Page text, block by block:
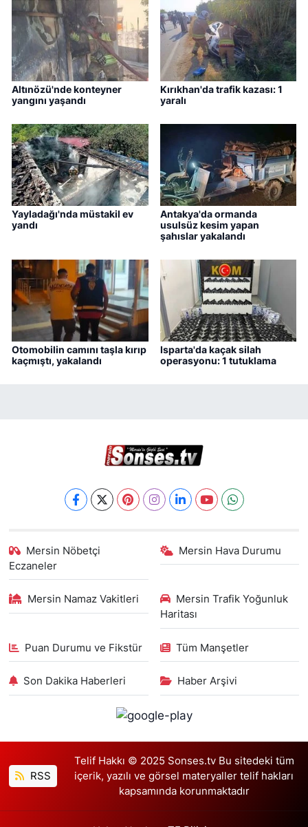
Altınözü'nde konteyner
yangını yaşandı
Kırıkhan'da trafik kazası: 1
yaralı
Yayladağı'nda müstakil ev
yandı
Antakya'da ormanda
usulsüz kesim yapan
şahıslar yakalandı
Otomobilin camını taşla kırıp
kaçmıştı, yakalandı
Isparta'da kaçak silah
operasyonu: 1 tutuklama
Mersin Nöbetçi
Eczaneler
Mersin Hava Durumu
Mersin Namaz Vakitleri
Mersin Trafik Yoğunluk
Haritası
Puan Durumu ve Fikstür Tüm Manşetler
Son Dakika Haberleri Haber Arşivi
RSS
Telif Hakkı © 2025 Sonses.tv Bu sitedeki tüm
içerik, yazılı ve görsel materyaller telif hakları
kapsamında korunmaktadır